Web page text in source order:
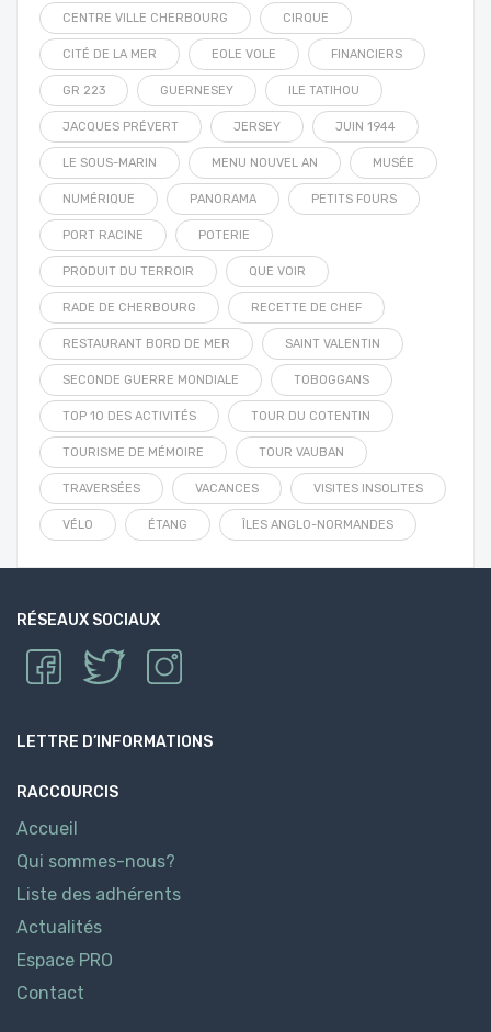
CENTRE VILLE CHERBOURG CIRQUE
CITÉ DE LA MER EOLE VOLE FINANCIERS
GR 223 GUERNESEY ILE TATIHOU
JACQUES PRÉVERT JERSEY JUIN 1944
LE SOUS-MARIN MENU NOUVEL AN MUSÉE
NUMÉRIQUE PANORAMA PETITS FOURS
PORT RACINE POTERIE
PRODUIT DU TERROIR QUE VOIR
RADE DE CHERBOURG RECETTE DE CHEF
RESTAURANT BORD DE MER SAINT VALENTIN
SECONDE GUERRE MONDIALE TOBOGGANS
TOP 10 DES ACTIVITÉS TOUR DU COTENTIN
TOURISME DE MÉMOIRE TOUR VAUBAN
TRAVERSÉES VACANCES VISITES INSOLITES
VÉLO ÉTANG ÎLES ANGLO-NORMANDES
RÉSEAUX SOCIAUX
LETTRE D’INFORMATIONS
RACCOURCIS
Accueil
Qui sommes-nous?
Liste des adhérents
Actualités
Espace PRO
Contact